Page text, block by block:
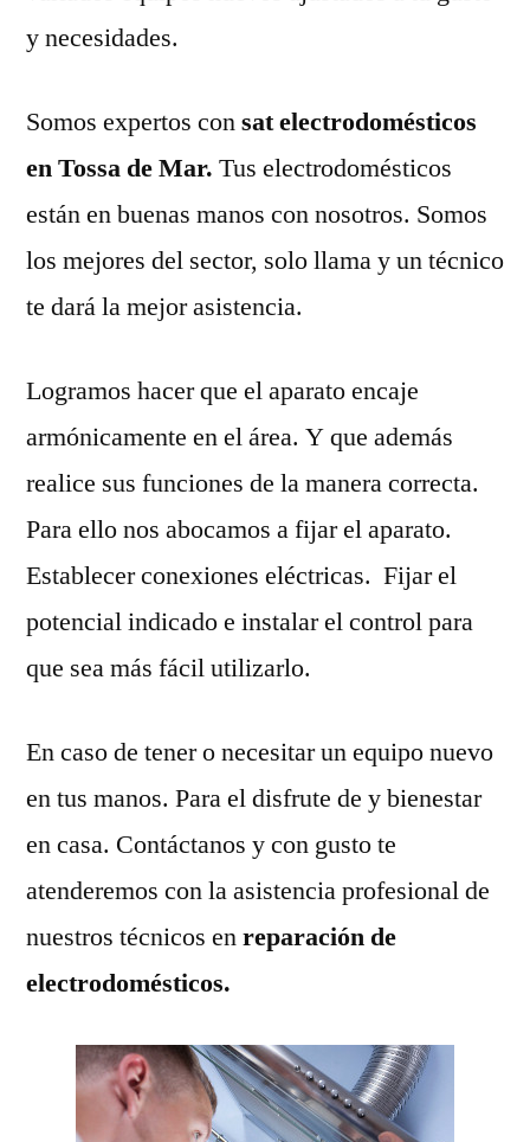
y necesidades.
Somos expertos consat electrodomésticos
en Tossa de Mar. Tus electrodomésticos
están en buenas manos con nosotros. Somos
los mejores del sector, solo llama y un técnico
te dará la mejor asistencia.
Logramos hacer que el aparato encaje
armónicamente en el área. Y que además
realice sus funciones de la manera correcta.
Para ello nos abocamos a fijar el aparato.
Establecer conexiones eléctricas. Fijar el
potencial indicado e instalar el control para
que sea más fácil utilizarlo.
En caso de tener o necesitar un equipo nuevo
en tus manos. Para el disfrute de y bienestar
en casa. Contáctanos y con gusto te
atenderemos con la asistencia profesional de
nuestros técnicos enreparación de
electrodomésticos.